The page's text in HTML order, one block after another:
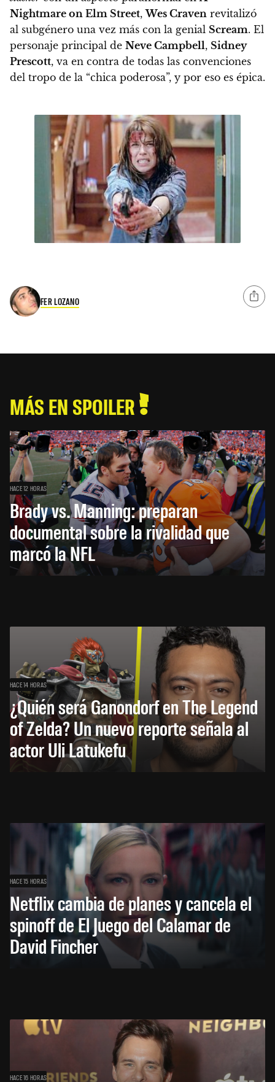
Nightmare on Elm Street,Wes Craven revitalizó
al subgénero una vez más con la genial Scream. El
personaje principal de Neve Campbell, Sidney
Prescott, va en contra de todas las convenciones
del tropo de la “chica poderosa”, y por eso es épica.
FER LOZANO
MÁS EN SPOILER
HACE 12 HORAS
Brady vs. Manning: preparan
documental sobre la rivalidad que
marcó la NFL
HACE 14 HORAS
¿Quién será Ganondorf en The Legend
of Zelda? Un nuevo reporte señala al
actor Uli Latukefu
HACE 15 HORAS
Netflix cambia de planes y cancela el
spinoff de El Juego del Calamar de
David Fincher
HACE 16 HORAS